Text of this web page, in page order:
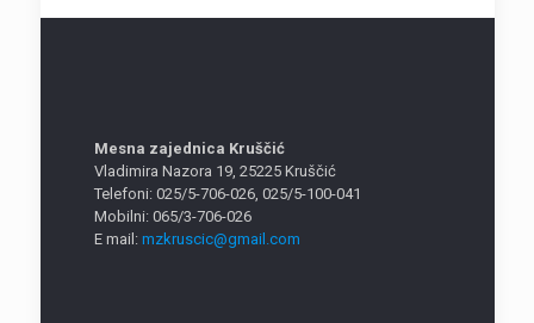
Mesna zajednica Kruščić
Vladimira Nazora 19, 25225 Kruščić
Telefoni: 025/5-706-026, 025/5-100-041
Mobilni: 065/3-706-026
E mail: mzkruscic@gmail.com